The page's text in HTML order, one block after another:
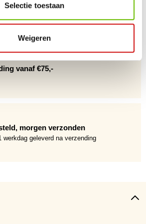
Selectie toestaan
Weigeren
(online) drankengroothandel in de Benelux
vanaf €75,-
morgen verzonden
werkdag geleverd na verzending